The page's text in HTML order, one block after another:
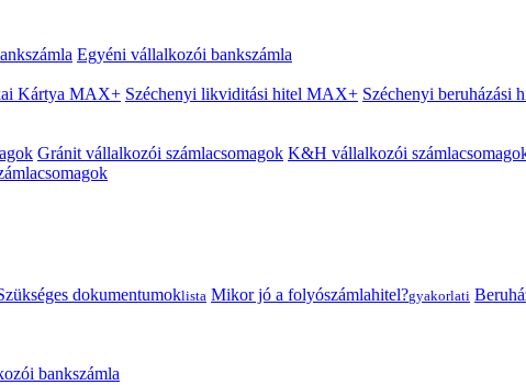
Egyéni vállalkozói bankszámla
Kártya MAX+ Széchenyi likviditási hitel MAX+ Széchenyi beruházási
Gránit vállalkozói számlacsomagok K&H vállalkozói
dokumentumoklista Mikor jó a folyószámlahitel?gyakorlati
bankszámla